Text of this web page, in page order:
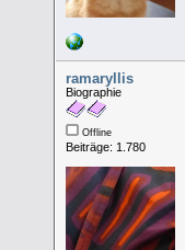
ramaryllis
Biographie
Offline
Beiträge: 1.780